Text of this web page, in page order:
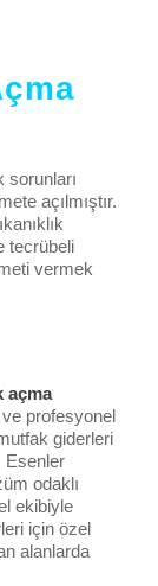
sorunları
açılmıştır.
tecrübeli
vermek
açma
ve profesyonel
giderleri
Esenler
odaklı
ekibiyle
için özel
alanlarda